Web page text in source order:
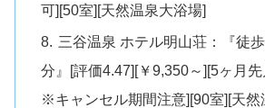
可][50室][天然温泉大浴場]
三谷温泉 ホテル明山荘：『徒
分』[評価4.47][￥9,350～][5ヶ月
※キャンセル期間注意][90室][天然